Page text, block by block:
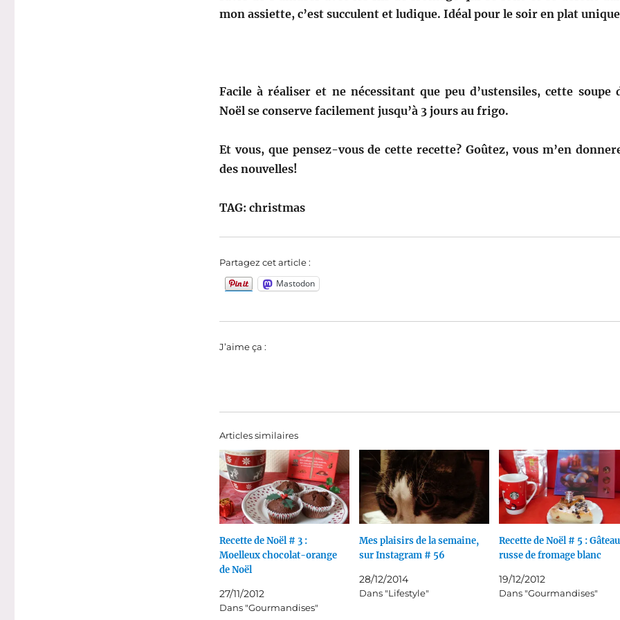
mon assiette, c’est succulent et ludique. Idéal pour le soir en plat
Facile à réaliser et ne nécessitant que peu d’ustensiles, cette soupe
Noël se conserve facilement jusqu’à 3 jours au frigo.
Et vous, que pensez-vous de cette recette? Goûtez, vous m’en
des nouvelles!
TAG: christmas
Partagez cet article :
Mastodon
J’aime ça :
Articles similaires
Recette de Noël # 3 :
Moelleux chocolat-orange
de Noël
27/11/2012
Dans "Gourmandises"
Mes plaisirs de la semaine,
sur Instagram # 56
28/12/2014
Dans "Lifestyle"
Recette de Noël # 5 : Gâteau
russe de fromage blanc
19/12/2012
Dans "Gourmandises"